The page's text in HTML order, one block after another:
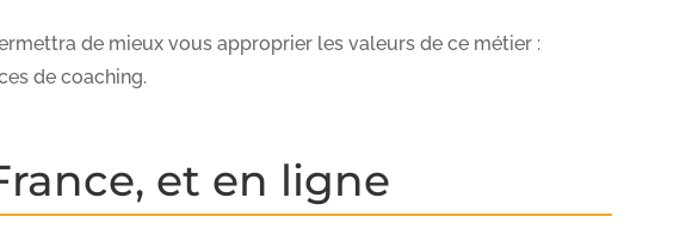
de mieux vous approprier les valeurs de ce métier :
de coaching.
et en ligne